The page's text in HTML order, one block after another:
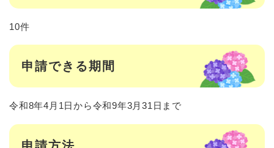
10件
申請できる期間
令和8年4月1日から令和9年3月31日まで
申請方法